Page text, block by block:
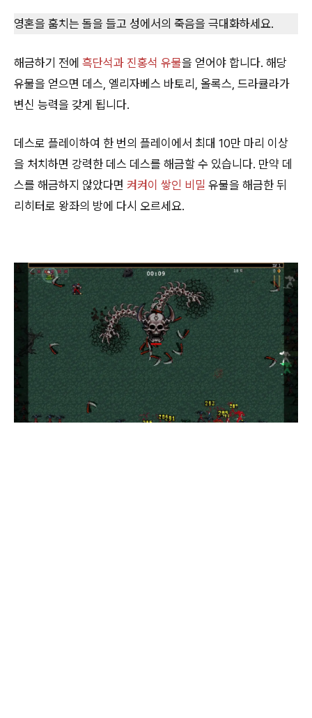
영혼을 훔치는 돌을 들고 성에서의 죽음을 극대화하세요.
해금하기 전에 흑단석과 진홍석 유물을 얻어야 합니다. 해당
유물을 얻으면 데스, 엘리자베스 바토리, 올록스, 드라큘라가
변신 능력을 갖게 됩니다.
데스로 플레이하여 한 번의 플레이에서 최대 10만 마리 이상
을 처치하면 강력한 데스 데스를 해금할 수 있습니다. 만약 데
스를 해금하지 않았다면 켜켜이 쌓인 비밀 유물을 해금한 뒤
리히터로 왕좌의 방에 다시 오르세요.